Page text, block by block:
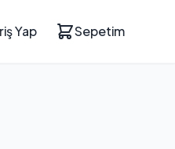
Yap Sepetim